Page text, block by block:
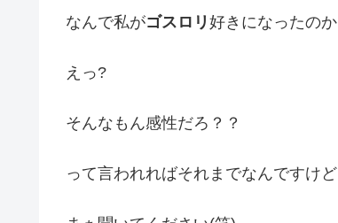
なんで私がゴスロリ 好きになったのか
えっ?
そんなもん感性だろ？？
って言われればそれまでなんですけど